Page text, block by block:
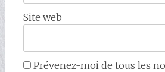
Site web
Prévenez-moi de tous les